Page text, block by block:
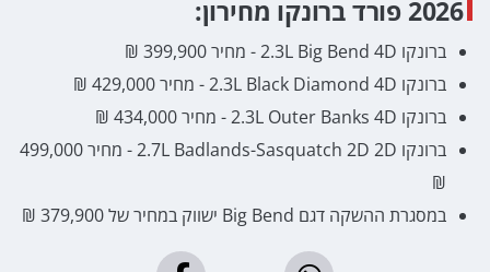
2026 פורד ברונקו מחירון:
ברונקו 2.3L Big Bend 4D - מחיר 399,900 ₪
ברונקו 2.3L Black Diamond 4D - מחיר 429,000 ₪
ברונקו 2.3L Outer Banks 4D - מחיר 434,000 ₪
ברונקו 2.7L Badlands-Sasquatch 2D 2D - מחיר 499,000
₪
במסגרת ההשקה דגם Big Bend ישווק במחיר של 379,900 ₪